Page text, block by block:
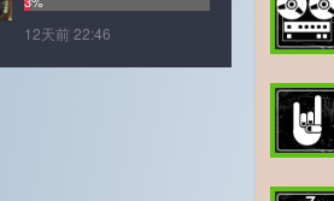
12天前 22:46